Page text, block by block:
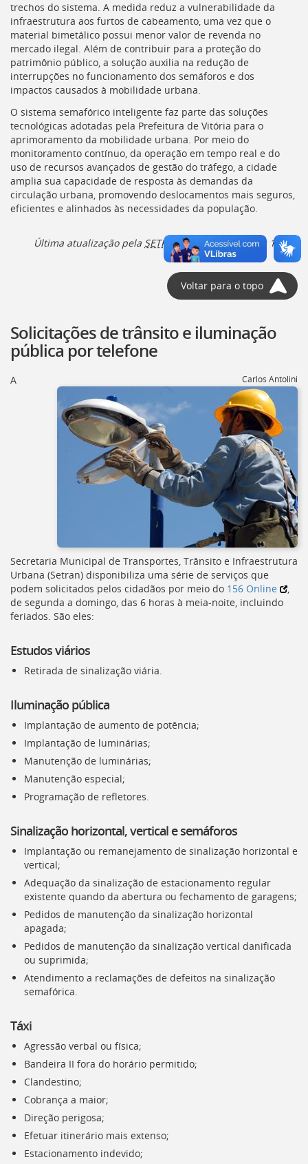
trechos do sistema. A medida reduz a vulnerabilidade da
infraestrutura aos furtos de cabeamento, uma vez que o
material bimetálico possui menor valor de revenda no
mercado ilegal. Além de contribuir para a proteção do
patrimônio público, a solução auxilia na redução de
interrupções no funcionamento dos semáforos e dos
impactos causados à mobilidade urbana.
O sistema semafórico inteligente faz parte das soluções
tecnológicas adotadas pela Prefeitura de Vitória para o
aprimoramento da mobilidade urbana. Por meio do
monitoramento contínuo, da operação em tempo real e do
uso de recursos avançados de gestão do tráfego, a cidade
amplia sua capacidade de resposta às demandas da
circulação urbana, promovendo deslocamentos mais seguros,
eficientes e alinhados às necessidades da população.
Última atualização pela SETRANem 08/06/2026, às 17h26
Voltar para o topo
Solicitações de trânsito e iluminação
pública por telefone
Carlos Antolini
A
Secretaria Municipal de Transportes, Trânsito e Infraestrutura
Urbana (Setran) disponibiliza uma série de serviços que
podem solicitados pelos cidadãos por meio do 156 Online
,
de segunda a domingo, das 6 horas à meia-noite, incluindo
feriados. São eles:
Estudos viários
Retirada de sinalização viária.
Iluminação pública
Implantação de aumento de potência;
Implantação de luminárias;
Manutenção de luminárias;
Manutenção especial;
Programação de refletores.
Sinalização horizontal, vertical e semáforos
Implantação ou remanejamento de sinalização horizontal e
vertical;
Adequação da sinalização de estacionamento regular
existente quando da abertura ou fechamento de garagens;
Pedidos de manutenção da sinalização horizontal
apagada;
Pedidos de manutenção da sinalização vertical danificada
ou suprimida;
Atendimento a reclamações de defeitos na sinalização
semafórica.
Táxi
Agressão verbal ou física;
Bandeira II fora do horário permitido;
Clandestino;
Cobrança a maior;
Direção perigosa;
Efetuar itinerário mais extenso;
Estacionamento indevido;